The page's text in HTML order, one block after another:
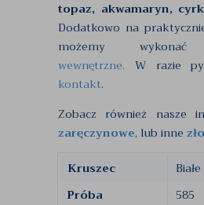
topaz, akwamaryn,
Dodatkowo na
możemy
wewnętrzne. W razie
kontakt.
Zobacz również nasze
zaręczynowe, lub inne
Kruszec
Próba
585